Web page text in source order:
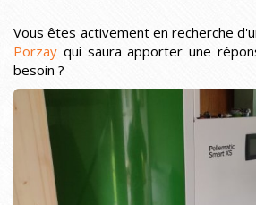
Vous êtes activement en recherche
Porzay qui saura apporter une
besoin ?